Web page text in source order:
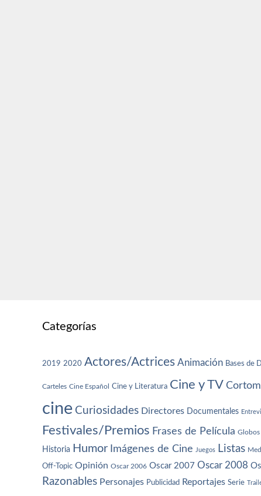
Categorías
2019 2020 Actores/Actrices Animación Bases de
Carteles Cine Español Cine y Literatura Cine y TV
cine Curiosidades Directores Documentales
Festivales/Premios Frases de Película
Historia Humor Imágenes de Cine Juegos Listas
Off-Topic Opinión Oscar 2006 Oscar 2007 Oscar 2008
Razonables Personajes Publicidad Reportajes Serie